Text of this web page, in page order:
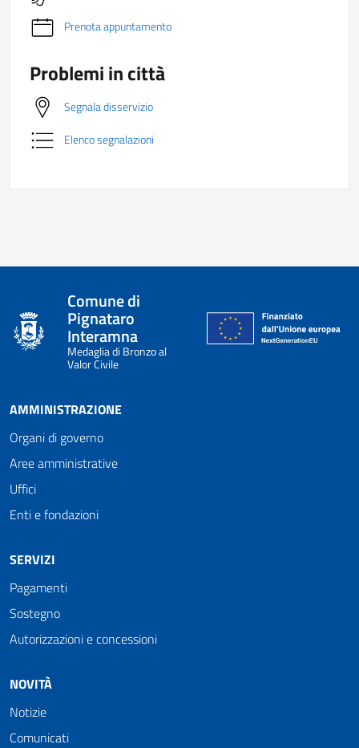
Prenota appuntamento
Problemi in città
Segnala disservizio
Elenco segnalazioni
Comune di
Pignataro
Interamna
Medaglia di Bronzo al
Valor Civile
AMMINISTRAZIONE
Organi di governo
Aree amministrative
Uffici
Enti e fondazioni
SERVIZI
Pagamenti
Sostegno
Autorizzazioni e concessioni
NOVITÀ
Notizie
Comunicati